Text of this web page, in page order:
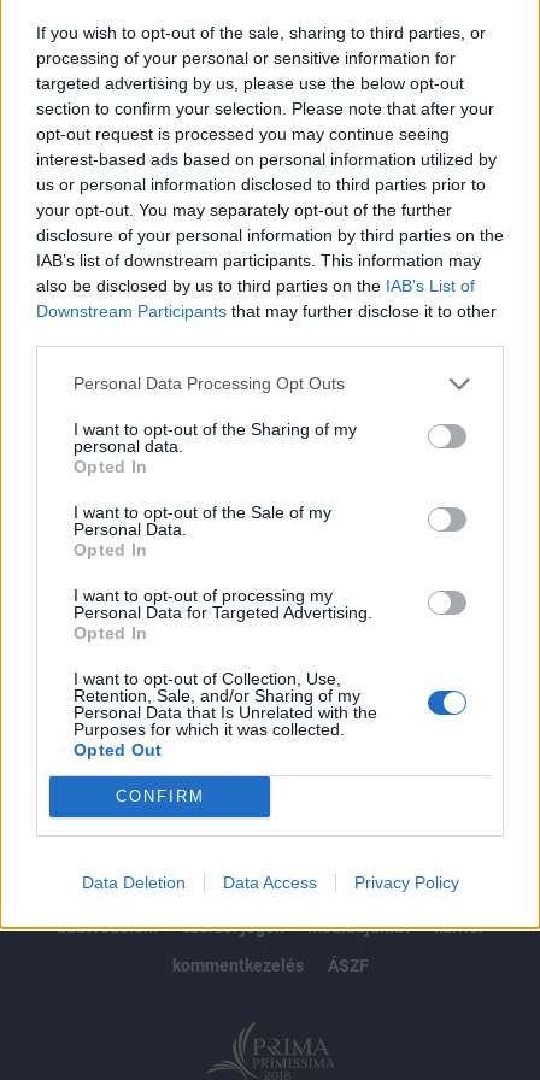
If you wish to opt-out of the sale, sharing to third parties, or
processing of your personal or sensitive information for
targeted advertising by us, please use the below opt-out
section to confirm your selection. Please note that after your
opt-out request is processed you may continue seeing
interest-based ads based on personal information utilized by
us or personal information disclosed to third parties prior to
your opt-out. You may separately opt-out of the further
disclosure of your personal information by third parties on the
IAB’s list of downstream participants. This information may
also be disclosed by us to third parties on the IAB’s List of
Downstream Participants that may further disclose it to other
Personal Data Processing Opt Outs
I want to opt-out of the Sharing of my
personal data.
Opted In
I want to opt-out of the Sale of my
Personal Data.
Opted In
I want to opt-out of processing my
Personal Data for Targeted Advertising.
Opted In
I want to opt-out of Collection, Use,
Retention, Sale, and/or Sharing of my
Personal Data that Is Unrelated with the
Purposes for which it was collected.
Opted Out
CONFIRM
Data Deletion Data Access Privacy Policy
A BBC hozzáteszi, hogy a második világháború óta nem
volt ilyen gyorsan növekvő menekültválság Európában.1
millió menekültet fogadhat be Ukrajnából Németország, a
bevándorlással pedig mintegy 250 ezer több munkaerőt
kaphat. Good morning from , which may take in ~1mln
refugees from . The German society is clearly ready to
welcome the Ukrainians, so their integration might be...
KEDVES OLVASÓNK!
A keresett cikk a portfolio.hu hírarchívumához
tartozik, melynek olvasása előfizetéses
regisztrációhoz kötött.
Az előfizetés a következőket tartalmazza:
Portfolio.hu teljes cikkarchívum
Kötéslisták: BÉT elmúlt 2 év napon belüli
kötéslistái
impresszum
jogi nyilatkozat
süti beállítások
adatvédelem
szerzői jogok médiaajánlat
karrier
kommentkezelés
ÁSZF